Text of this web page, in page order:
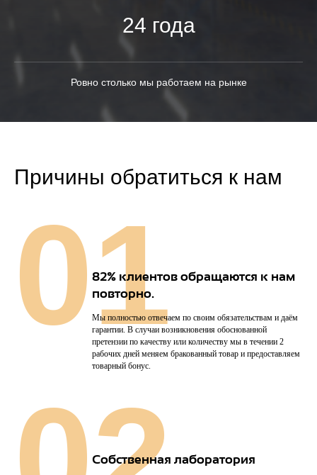
24 года
Ровно столько мы работаем на рынке
Причины обратиться к нам
82% клиентов обращаются к нам
повторно.
Мы полностью отвечаем по своим обязательствам и даём
гарантии. В случаи возникновения обоснованной
претензии по качеству или количеству мы в течении 2
рабочих дней меняем бракованный товар и предоставляем
товарный бонус.
01
Собственная лаборатория